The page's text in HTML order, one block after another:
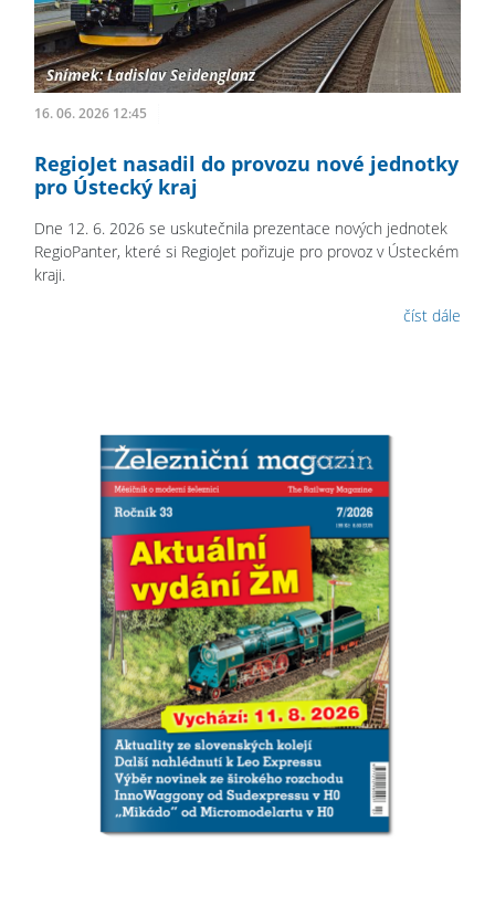
16. 06. 2026 12:45
RegioJet nasadil do provozu nové jednotky
pro Ústecký kraj
Dne 12. 6. 2026 se uskutečnila prezentace nových jednotek
RegioPanter, které si RegioJet pořizuje pro provoz v Ústeckém
kraji.
číst dále